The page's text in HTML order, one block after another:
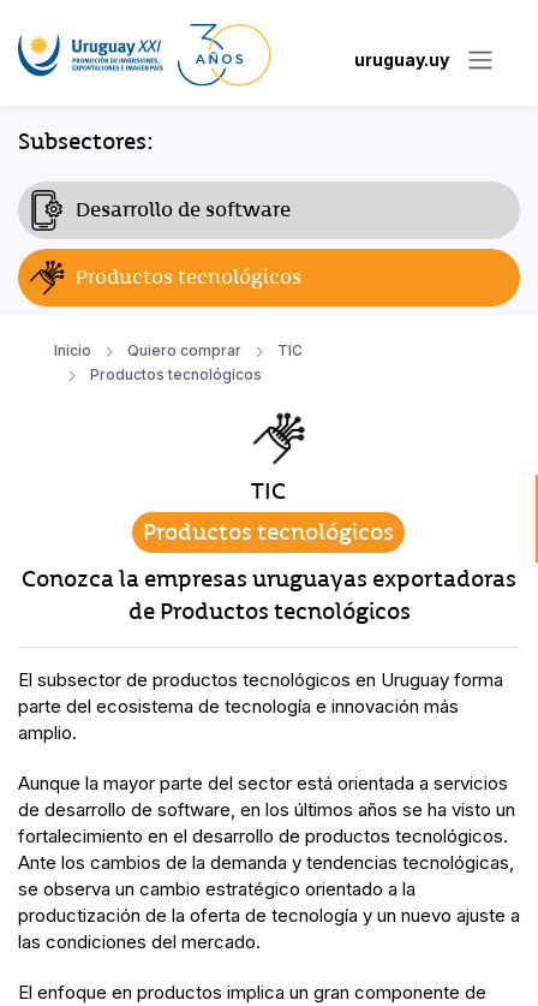
uruguay.uy
Subsectores:
Desarrollo de software
Productos tecnológicos
Inicio Quiero comprar
TIC
Productos tecnológicos
TIC
Productos tecnológicos
Conozca la empresas uruguayas exportadoras
de Productos tecnológicos
El subsector de productos tecnológicos en Uruguay forma
parte del ecosistema de tecnología e innovación más
amplio.
Aunque la mayor parte del sector está orientada a servicios
de desarrollo de software, en los últimos años se ha visto un
fortalecimiento en el desarrollo de productos tecnológicos.
Ante los cambios de la demanda y tendencias tecnológicas,
se observa un cambio estratégico orientado a la
productización de la oferta de tecnología y un nuevo ajuste a
las condiciones del mercado.
El enfoque en productos implica un gran componente de